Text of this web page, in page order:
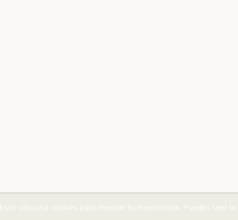
Este sitio usa cookies para mejorar tu experiencia. Puedes leer la